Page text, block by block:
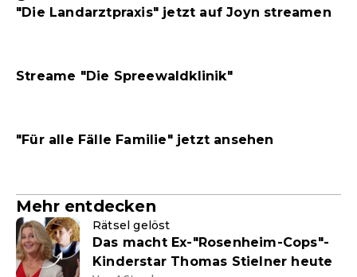
"Die Landarztpraxis" jetzt auf Joyn streamen
Streame "Die Spreewaldklinik"
"Für alle Fälle Familie" jetzt ansehen
Mehr entdecken
Rätsel gelöst
Das macht Ex-"Rosenheim-Cops"-
Kinderstar Thomas Stielner heute